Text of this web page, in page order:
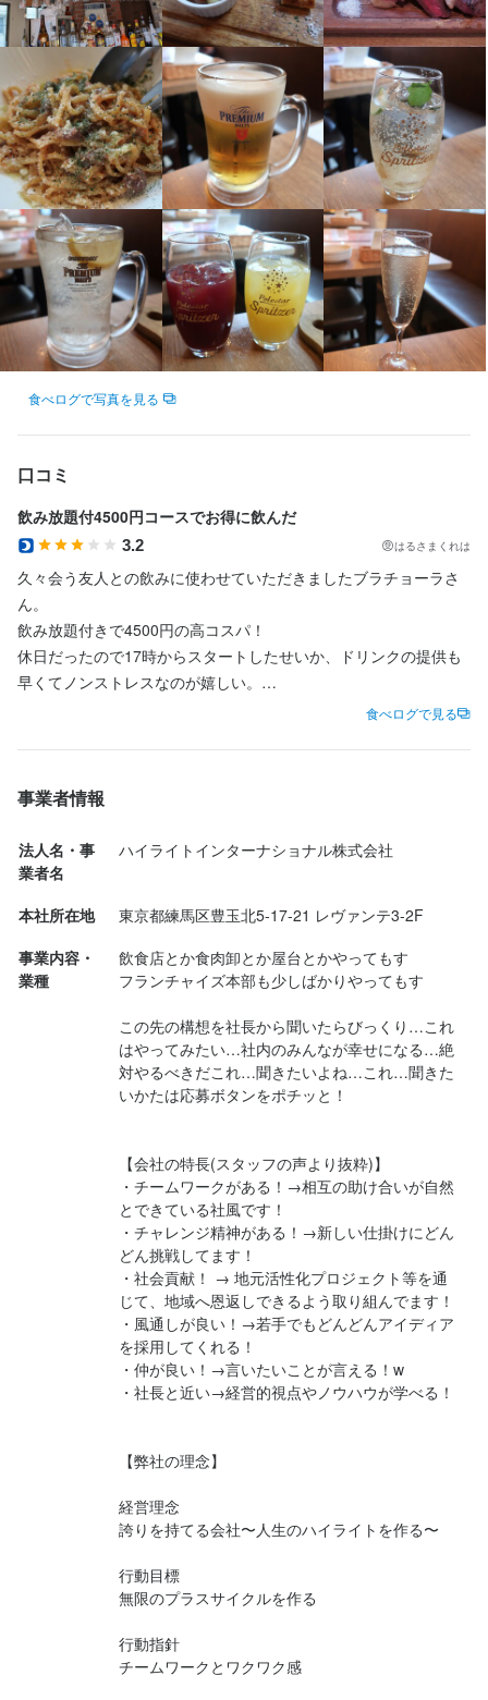
食べログで写真を見る
口コミ
飲み放題付4500円コースでお得に飲んだ
3.2 はるさまくれは
久々会う友人との飲みに使わせていただきましたブラチョーラさ
ん。
飲み放題付きで4500円の高コスパ！
休日だったので17時からスタートしたせいか、ドリンクの提供も
早くてノンストレスなのが嬉しい。
食べログで見る
事業者情報
法人名・事
業者名
ハイライトインターナショナル株式会社
本社所在地
東京都練馬区豊玉北5-17-21 レヴァンテ3-2F
事業内容・
業種
飲食店とか食肉卸とか屋台とかやってもす
フランチャイズ本部も少しばかりやってもす
この先の構想を社長から聞いたらびっくり…これ
はやってみたい…社内のみんなが幸せになる…絶
対やるべきだこれ…聞きたいよね…これ…聞きた
いかたは応募ボタンをポチッと！
【会社の特長(スタッフの声より抜粋)】
・チームワークがある！→相互の助け合いが自然
とできている社風です！
・チャレンジ精神がある！→新しい仕掛けにどん
どん挑戦してます！
・社会貢献！ → 地元活性化プロジェクト等を通
じて、地域へ恩返しできるよう取り組んでます！
・風通しが良い！→若手でもどんどんアイディア
を採用してくれる！
・仲が良い！→言いたいことが言える！w
・社長と近い→経営的視点やノウハウが学べる！
【弊社の理念】
経営理念
誇りを持てる会社〜人生のハイライトを作る〜
行動目標
無限のプラスサイクルを作る
行動指針
チームワークとワクワク感